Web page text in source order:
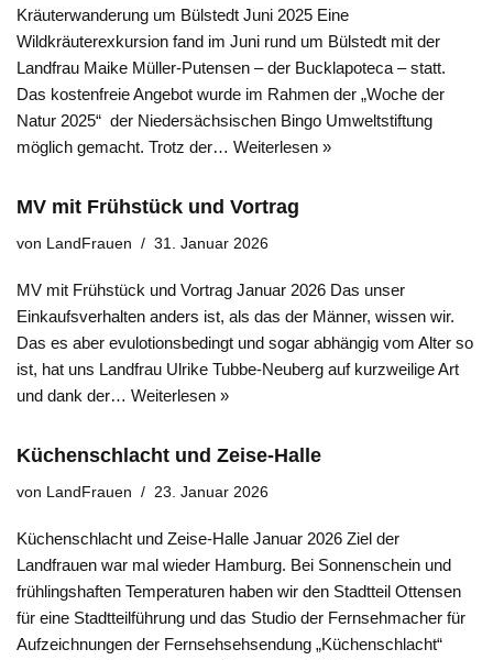
Kräuterwanderung um Bülstedt Juni 2025 Eine
Wildkräuterexkursion fand im Juni rund um Bülstedt mit der
Landfrau Maike Müller-Putensen – der Bucklapoteca – statt.
Das kostenfreie Angebot wurde im Rahmen der „Woche der
Natur 2025“ der Niedersächsischen Bingo Umweltstiftung
möglich gemacht. Trotz der… Weiterlesen »
MV mit Frühstück und Vortrag
von LandFrauen 31. Januar 2026
MV mit Frühstück und Vortrag Januar 2026 Das unser
Einkaufsverhalten anders ist, als das der Männer, wissen wir.
Das es aber evulotionsbedingt und sogar abhängig vom Alter so
ist, hat uns Landfrau Ulrike Tubbe-Neuberg auf kurzweilige Art
und dank der… Weiterlesen »
Küchenschlacht und Zeise-Halle
von LandFrauen 23. Januar 2026
Küchenschlacht und Zeise-Halle Januar 2026 Ziel der
Landfrauen war mal wieder Hamburg. Bei Sonnenschein und
frühlingshaften Temperaturen haben wir den Stadtteil Ottensen
für eine Stadtteilführung und das Studio der Fernsehmacher für
Aufzeichnungen der Fernsehsehsendung „Küchenschlacht“